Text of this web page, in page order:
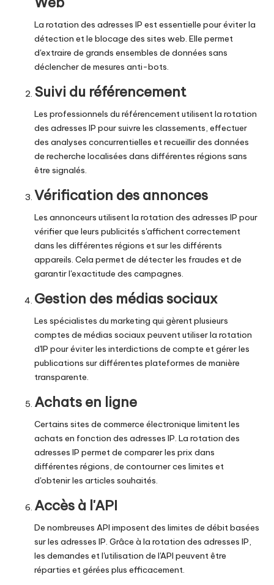
La rotation des adresses IP est essentielle pour éviter la
détection et le blocage des sites web. Elle permet
d'extraire de grands ensembles de données sans
déclencher de mesures anti-bots.
Suivi du référencement
Les professionnels du référencement utilisent la rotation
des adresses IP pour suivre les classements, effectuer
des analyses concurrentielles et recueillir des données
de recherche localisées dans différentes régions sans
être signalés.
Vérification des annonces
Les annonceurs utilisent la rotation des adresses IP pour
vérifier que leurs publicités s'affichent correctement
dans les différentes régions et sur les différents
appareils. Cela permet de détecter les fraudes et de
garantir l'exactitude des campagnes.
Gestion des médias sociaux
Les spécialistes du marketing qui gèrent plusieurs
comptes de médias sociaux peuvent utiliser la rotation
d'IP pour éviter les interdictions de compte et gérer les
publications sur différentes plateformes de manière
transparente.
Achats en ligne
Certains sites de commerce électronique limitent les
achats en fonction des adresses IP. La rotation des
adresses IP permet de comparer les prix dans
différentes régions, de contourner ces limites et
d'obtenir les articles souhaités.
Accès à l'API
De nombreuses API imposent des limites de débit basées
sur les adresses IP. Grâce à la rotation des adresses IP,
les demandes et l'utilisation de l'API peuvent être
réparties et gérées plus efficacement.